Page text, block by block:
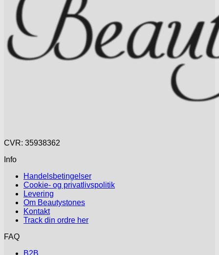
CVR: 35938362
Info
Handelsbetingelser
Cookie- og privatlivspolitik
Levering
Om Beautystones
Kontakt
Track din ordre her
FAQ